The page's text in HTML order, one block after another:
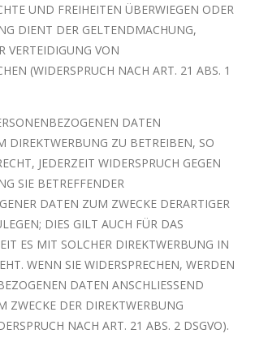
UND FREIHEITEN ÜBERWIEGEN ODER
DIENT DER GELTENDMACHUNG,
VERTEIDIGUNG VON
(WIDERSPRUCH NACH ART. 21 ABS. 1
DATEN
DIREKTWERBUNG ZU BETREIBEN, SO
JEDERZEIT WIDERSPRUCH GEGEN
SIE BETREFFENDER
DATEN ZUM ZWECKE DERARTIGER
DIES GILT AUCH FÜR DAS
ES MIT SOLCHER DIREKTWERBUNG IN
WENN SIE WIDERSPRECHEN, WERDEN
DATEN ANSCHLIESSEND
ZWECKE DER DIREKTWERBUNG
NACH ART. 21 ABS. 2 DSGVO).